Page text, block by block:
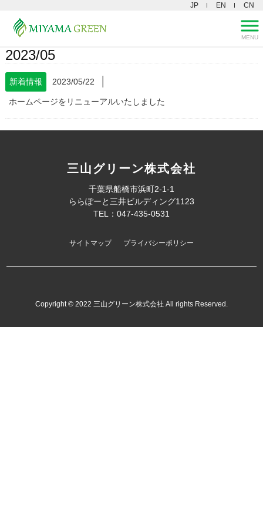
JP EN CN
MENU
2023/05
新着情報 2023/05/22
ホームページをリニューアルいたしました
三山グリーン株式会社
千葉県船橋市浜町2-1-1
ららぽーと三井ビルディング1123
TEL：047-435-0531
サイトマップ プライバシーポリシー
Copyright © 2022 三山グリーン株式会社 All rights Reserved.